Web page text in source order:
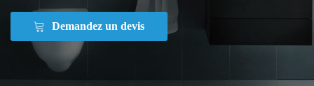
Demandez un devis